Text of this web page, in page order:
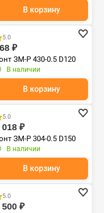
В корзину
продаж
5.0
₽
ЗМ-Р 430-0.5 D120
В наличии
В корзину
продаж
5.0
018 ₽
ЗМ-Р 304-0.5 D150
В наличии
В корзину
5.0
500 ₽